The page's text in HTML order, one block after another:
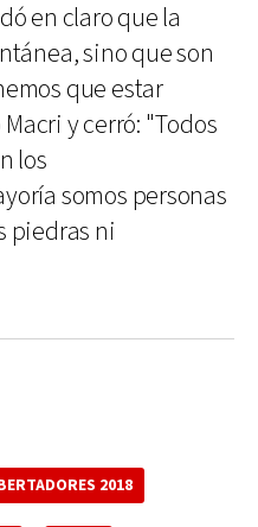
en claro que la
sino que son
que estar
y cerró: "Todos
los
somos personas
piedras ni
2018